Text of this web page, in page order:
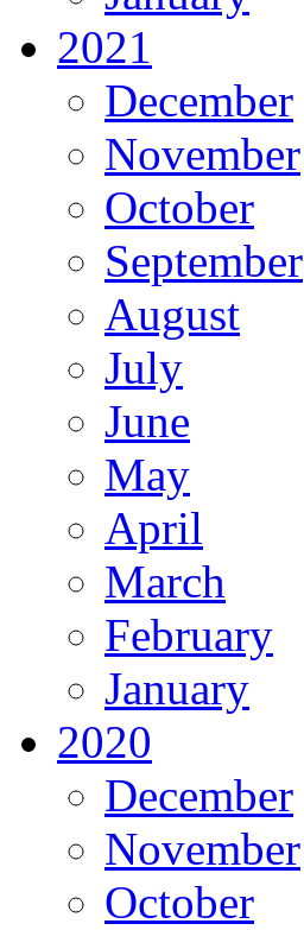
2021
December
November
October
September
August
July
June
May
April
March
February
January
2020
December
November
October